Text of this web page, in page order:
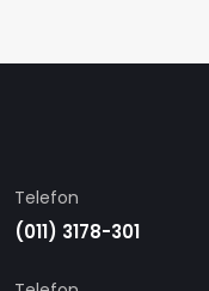
Telefon
(011) 3178-301